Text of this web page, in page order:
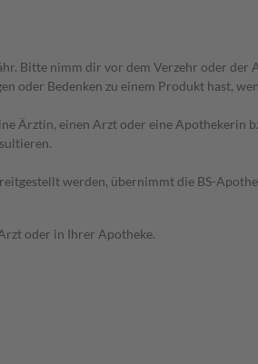
Bitte nimm dir vor dem Verzehr oder
oder Bedenken zu einem Produkt hast,
Ärztin, einen Arzt oder eine Apothekerin
werden, übernimmt die BS-
oder in Ihrer Apotheke.